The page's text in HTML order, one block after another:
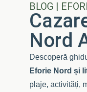
BLOG |
Nord
Descoperă
Eforie Nord și
plaje, activități,